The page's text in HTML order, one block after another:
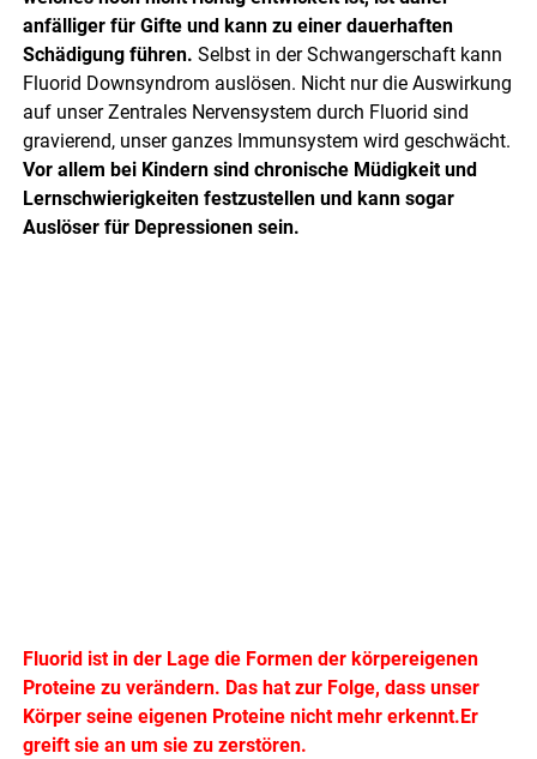
anfälliger für Gifte und kann zu einer dauerhaften
Schädigung führen. Selbst in der Schwangerschaft kann
Fluorid Downsyndrom auslösen. Nicht nur die Auswirkung
auf unser Zentrales Nervensystem durch Fluorid sind
gravierend, unser ganzes Immunsystem wird geschwächt.
Vor allem bei Kindern sind chronische Müdigkeit und
Lernschwierigkeiten festzustellen und kann sogar
Auslöser für Depressionen sein.
Fluorid ist in der Lage die Formen der körpereigenen
Proteine zu verändern. Das hat zur Folge, dass unser
Körper seine eigenen Proteine nicht mehr erkennt.Er
greift sie an um sie zu zerstören.